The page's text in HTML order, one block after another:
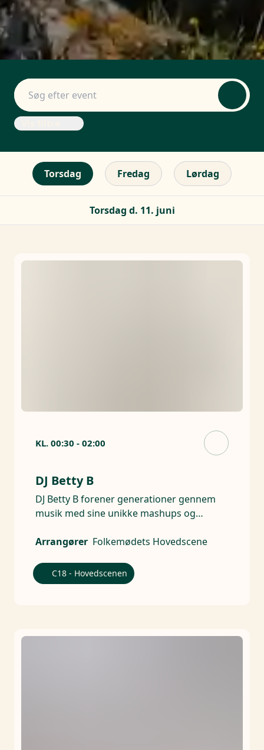
Torsdag Fredag Lørdag
Torsdag d. 11. juni
KL. 00:30 - 02:00
DJ Betty B
DJ Betty B forener generationer gennem
musik med sine unikke mashups og
Arrangører Folkemødets Hovedscene
C18 - Hovedscenen